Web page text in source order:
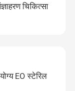
चिकित्सा
EO स्टेरिल